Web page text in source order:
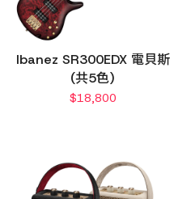
Ibanez SR300EDX 電貝斯
(共5色)
$18,800